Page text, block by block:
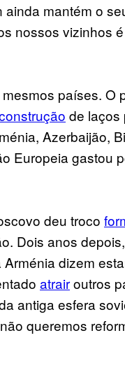
mantém o
nossos vizinhos
países. O
de laços
Azerbaijão,
Europeia gastou
deu troco
Dois anos
dizem
atrairoutros
antiga esfera
queremos